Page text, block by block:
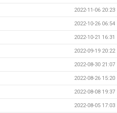
2022-11-06 20:23
2022-10-26 06:54
2022-10-21 16:31
2022-09-19 20:22
2022-08-30 21:07
2022-08-26 15:20
2022-08-08 19:37
2022-08-05 17:03